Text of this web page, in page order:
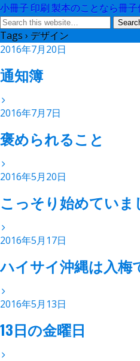
小冊子 印刷 製本のことなら冊
Tags › デザイン
2016年7月20日
通知簿
2016年7月7日
褒められること
2016年5月20日
こっそり始めていま
2016年5月17日
ハイサイ沖縄は入梅
2016年5月13日
13日の金曜日